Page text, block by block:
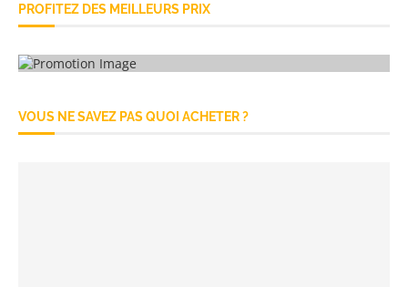
PROFITEZ DES MEILLEURS PRIX
VOUS NE SAVEZ PAS QUOI ACHETER ?